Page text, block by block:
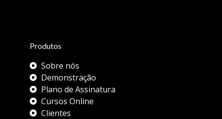
Produtos
Sobre nós
Demonstração
Plano de Assinatura
Cursos Online
Clientes